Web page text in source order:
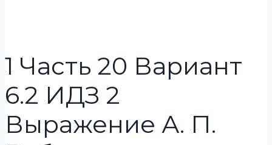
1 Часть 20 Вариант
6.2 ИДЗ 2
Выражение А. П.